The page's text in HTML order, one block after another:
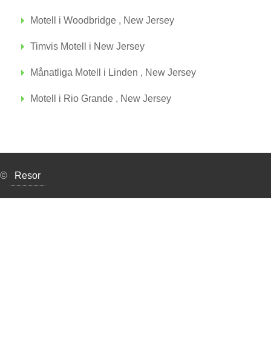
Motell i Woodbridge , New Jersey
Timvis Motell i New Jersey
Månatliga Motell i Linden , New Jersey
Motell i Rio Grande , New Jersey
© Resor